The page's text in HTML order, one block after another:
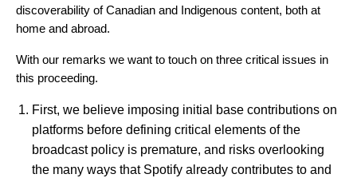
discoverability of Canadian and Indigenous content, both at
home and abroad.
With our remarks we want to touch on three critical issues in
this proceeding.
First, we believe imposing initial base contributions on
platforms before defining critical elements of the
broadcast policy is premature, and risks overlooking
the many ways that Spotify already contributes to and